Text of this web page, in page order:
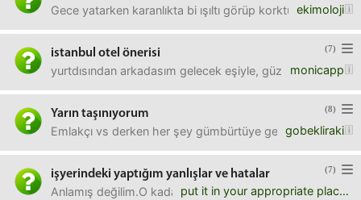
ekimoloji
Gece yatarken karanlıkta bi ışıltı görüp korktum, ateş
(7)
istanbul otel önerisi
monicapp
yurtdısından arkadasım gelecek eşiyle, güzel bir otel
(8)
Yarın taşınıyorum
gobekliraki
Emlakçı vs derken her şey gümbürtüye geldi gibi.
(7)
işyerindeki yaptığım yanlışlar ve hatalar
put it in your appropriate place
Anlamış değilim.O kadar kendimi geliştirdim, yaptım